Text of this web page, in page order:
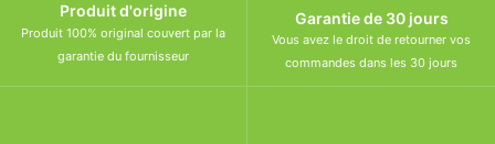
Produit d'origine
Produit 100% original couvert par la
garantie du fournisseur
Garantie de 30 jours
Vous avez le droit de retourner vos
commandes dans les 30 jours